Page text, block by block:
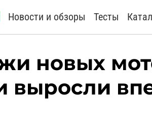
Новости и обзоры Тесты
новых
выросли